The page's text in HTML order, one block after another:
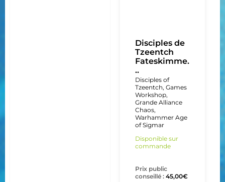
Disciples de
Tzeentch
Fateskimme.
..
Disciples of
Tzeentch, Games
Workshop,
Grande Alliance
Chaos,
Warhammer Age
of Sigmar
Disponible sur
commande
Prix public
conseillé : 45,00€